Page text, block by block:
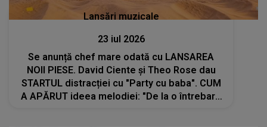
Lansări muzicale
23 iul 2026
Se anunță chef mare odată cu LANSAREA
NOII PIESE. David Ciente și Theo Rose dau
STARTUL distracției cu "Party cu baba". CUM
A APĂRUT ideea melodiei: "De la o întrebare